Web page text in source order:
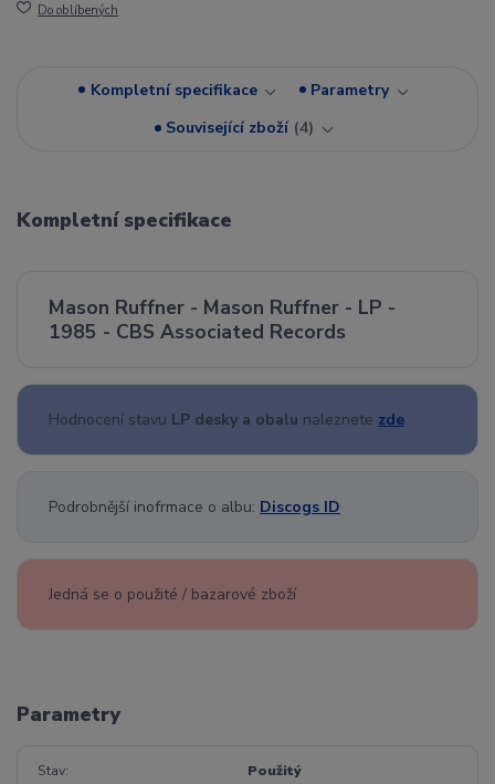
Do oblíbených
Kompletní specifikace
Parametry
Související zboží 4
Kompletní specifikace
Mason Ruffner - Mason Ruffner - LP -
1985 - CBS Associated Records
Hodnocení stavu LP desky a obalu naleznete zde
Podrobnější inofrmace o albu: Discogs ID
Jedná se o použité / bazarové zboží
Parametry
Stav Použitý